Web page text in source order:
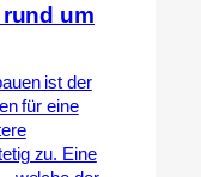
um
ist der
für eine
zu. Eine